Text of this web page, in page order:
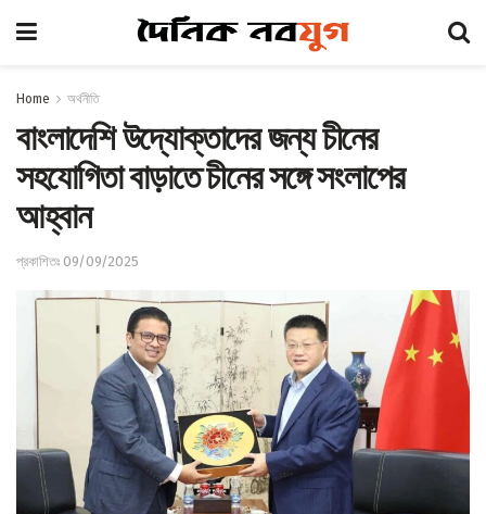
Home অর্থনীতি
বাংলাদেশি উদ্যোক্তাদের জন্য চীনের
সহযোগিতা বাড়াতে চীনের সঙ্গে সংলাপের
আহ্বান
প্রকাশিতঃ 09/09/2025